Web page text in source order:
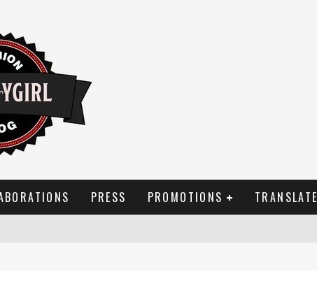
PRESS PROMOTIONS TRANSLATE